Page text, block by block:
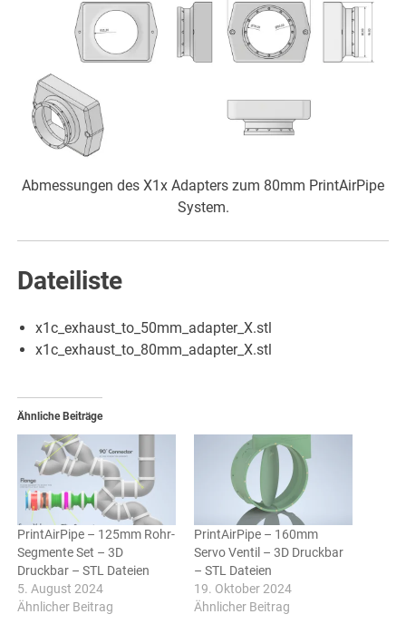
Abmessungen des X1x Adapters zum 80mm PrintAirPipe
System.
Dateiliste
x1c_exhaust_to_50mm_adapter_X.stl
x1c_exhaust_to_80mm_adapter_X.stl
Ähnliche Beiträge
PrintAirPipe – 125mm Rohr-
Segmente Set – 3D
Druckbar – STL Dateien
5. August 2024
Ähnlicher Beitrag
PrintAirPipe – 160mm
Servo Ventil – 3D Druckbar
– STL Dateien
19. Oktober 2024
Ähnlicher Beitrag